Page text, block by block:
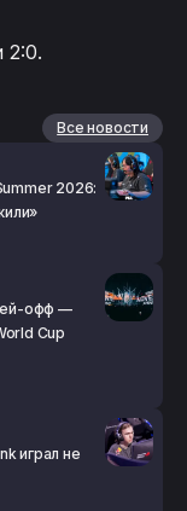
2:0.
Все новости
2026:
офф —
Cup
играл не